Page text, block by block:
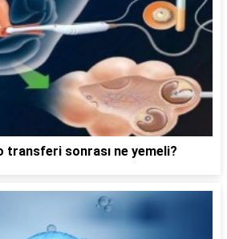
transferi sonrası ne yemeli?